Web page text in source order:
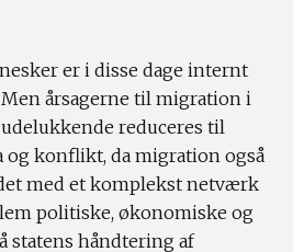
er i disse dage internt
årsagerne til migration i
reduceres til
og konflikt, da migration også
med et komplekst netværk
politiske, økonomiske og
statens håndtering af